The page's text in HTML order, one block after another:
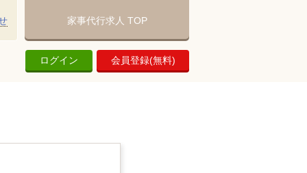
ログイン 会員登録(無料)
家事代行求人 TOP